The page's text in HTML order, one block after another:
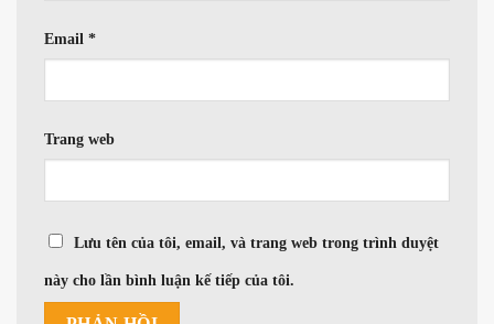
Email *
Trang web
Lưu tên của tôi, email, và trang web trong trình duyệt
này cho lần bình luận kế tiếp của tôi.